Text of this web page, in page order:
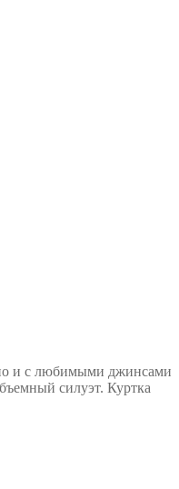
но и с любимыми джинсами
силуэт. Куртка